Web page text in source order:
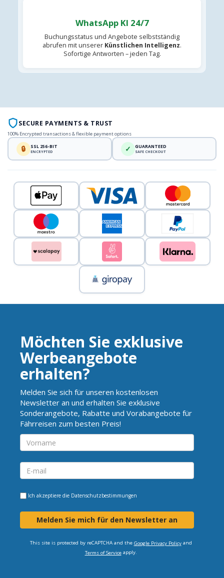
WhatsApp KI 24/7
Buchungsstatus und Angebote selbstständig
abrufen mit unserer Künstlichen Intelligenz.
Sofortige Antworten – jeden Tag.
SECURE PAYMENTS & TRUST
100% Encrypted transactions & flexible payment options
🔒 SSL 256-BIT
ENCRYPTED ✓ GUARANTEED
SAFE CHECKOUT
Möchten Sie exklusive
Werbeangebote
erhalten?
Melden Sie sich für unseren kostenlosen
Newsletter an und erhalten Sie exklusive
Sonderangebote, Rabatte und Vorabangebote für
Fährreisen zum besten Preis!
Ich akzeptiere die Datenschutzbestimmungen
Melden Sie mich für den Newsletter an
This site is protected by reCAPTCHA and the Google Privacy Policyand
Terms of Serviceapply.